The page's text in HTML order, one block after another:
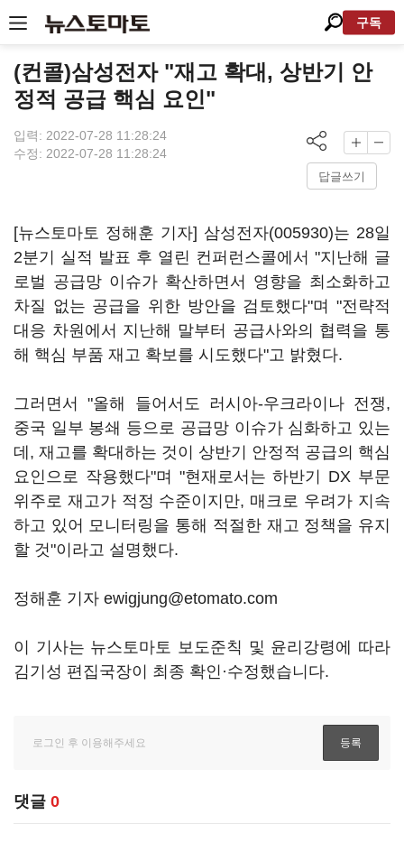
구독
(컨콜)삼성전자 "재고 확대, 상반기 안
정적 공급 핵심 요인"
입력: 2022-07-28 11:28:24
수정: 2022-07-28 11:28:24
답글쓰기
[뉴스토마토 정해훈 기자] 삼성전자(005930)는 28일
2분기 실적 발표 후 열린 컨퍼런스콜에서 "지난해 글
로벌 공급망 이슈가 확산하면서 영향을 최소화하고
차질 없는 공급을 위한 방안을 검토했다"며 "전략적
대응 차원에서 지난해 말부터 공급사와의 협력을 통
해 핵심 부품 재고 확보를 시도했다"고 밝혔다.
그러면서 "올해 들어서도 러시아-우크라이나 전쟁,
중국 일부 봉쇄 등으로 공급망 이슈가 심화하고 있는
데, 재고를 확대하는 것이 상반기 안정적 공급의 핵심
요인으로 작용했다"며 "현재로서는 하반기 DX 부문
위주로 재고가 적정 수준이지만, 매크로 우려가 지속
하고 있어 모니터링을 통해 적절한 재고 정책을 유지
할 것"이라고 설명했다.
정해훈 기자 ewigjung@etomato.com
이 기사는 뉴스토마토 보도준칙 및 윤리강령에 따라
김기성 편집국장이 최종 확인·수정했습니다.
댓글 0